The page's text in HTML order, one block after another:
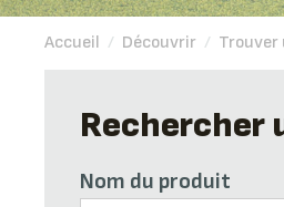
Accueil / Découvrir /
Rechercher
Nom du produit